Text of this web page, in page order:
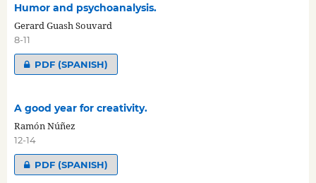
Humor and psychoanalysis.
Gerard Guash Souvard
8-11
PDF (SPANISH)
A good year for creativity.
Ramón Núñez
12-14
PDF (SPANISH)